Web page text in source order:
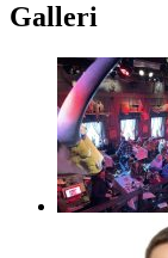
Galleri